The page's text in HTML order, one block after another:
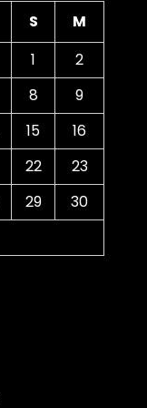
S
M
1
2
8
9
15
16
22
23
29
30